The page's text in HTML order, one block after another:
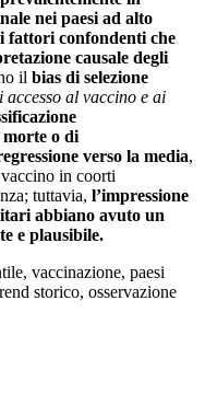
nei paesi ad alto
fattori confondenti che
causale degli
il bias di selezione
al vaccino e ai
morte o di
verso la media,
in coorti
tuttavia, l’impressione
abbiano avuto un
e plausibile.
vaccinazione, paesi
storico, osservazione